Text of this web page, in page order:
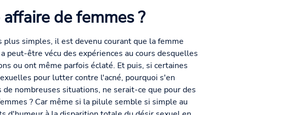
de femmes ?
simples, il est devenu courant que la femme
peut-être vécu des expériences au cours desquelles
ou ont même parfois éclaté. Et puis, si certaines
pour lutter contre l'acné, pourquoi s'en
nombreuses situations, ne serait-ce que pour des
? Car même si la pilule semble si simple au